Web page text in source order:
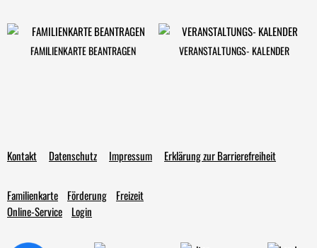
Kontakt Datenschutz Impressum Erklärung zur Barrierefreiheit
Familienkarte Förderung
Freizeit
Online-Service
Login
FAMILIENKARTE BEANTRAGEN VERANSTALTUNGS- KALENDER